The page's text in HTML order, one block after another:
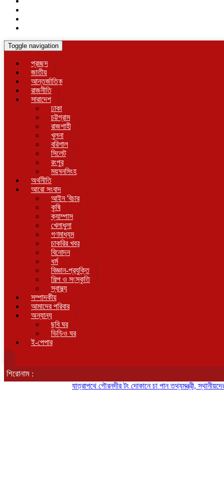
Toggle navigation
প্রচ্ছদ
জাতীয়
আন্তর্জাতিক
রাজনীতি
সারাদেশ
ঢাকা
চট্টগ্রাম
রাজশাহী
খুলনা
বরিশাল
সিলেট
রংপুর
ময়মনসিংহ
অর্থনীতি
আরো সংবাদ
আইন বিচার
কৃষি
ক্যাম্পাস
খেলাধুলা
গণমাধ্যম
চাকরির খবর
বিনোদন
ধর্ম
বিজ্ঞান-প্রযুক্তি
শিল্প ও সংস্কৃতি
স্বাস্থ্য
সম্পাদকীয়
আমাদের পরিবার
অন্যান্য
ছবি ঘর
ভিডিও ঘর
ই-পেপার
শিরোনাম :
যাত্রাপথে গৌরনদীর টং দোকানে চা পান তথ্যমন্ত্রী, স্থানীয়দের সঙ্গে